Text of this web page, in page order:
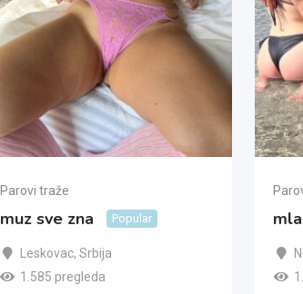
Parovi traže
muz sve zna Popular
Leskovac, Srbija
1.585 pregleda